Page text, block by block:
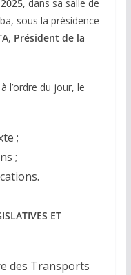
, dans sa salle de
sous la présidence
, Président de la
l’ordre du jour, le
;
;
ET
des Transports